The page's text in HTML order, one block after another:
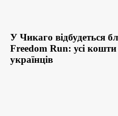
У Чикаго відбудеться
Freedom Run: усі
українців